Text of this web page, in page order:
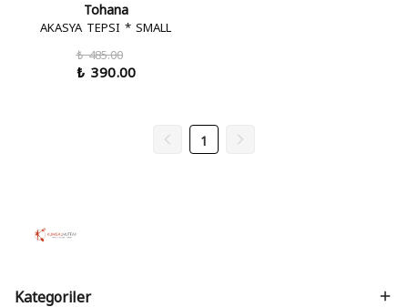
Tohana
AKASYA TEPSI * SMALL
₺ 485.00
₺ 390.00
1
Kategoriler